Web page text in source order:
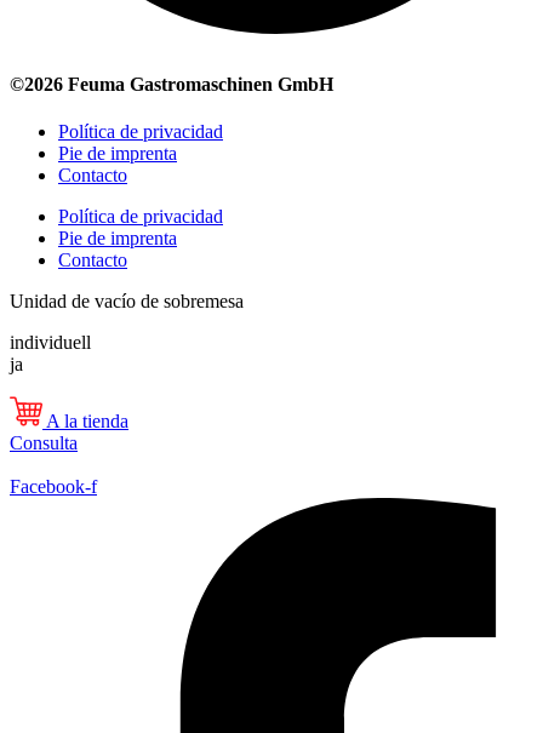
©2026 Feuma Gastromaschinen GmbH
Política de privacidad
Pie de imprenta
Contacto
Política de privacidad
Pie de imprenta
Contacto
Unidad de vacío de sobremesa
individuell
ja
A la tienda
Consulta
Facebook-f